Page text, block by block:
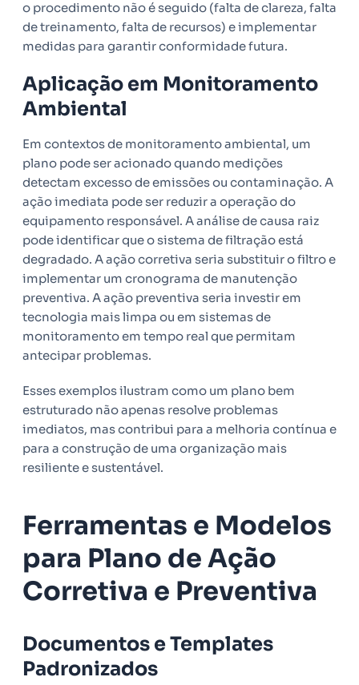
o procedimento não é seguido (falta de clareza, falta
de treinamento, falta de recursos) e implementar
medidas para garantir conformidade futura.
Aplicação em Monitoramento
Ambiental
Em contextos de monitoramento ambiental, um
plano pode ser acionado quando medições
detectam excesso de emissões ou contaminação. A
ação imediata pode ser reduzir a operação do
equipamento responsável. A análise de causa raiz
pode identificar que o sistema de filtração está
degradado. A ação corretiva seria substituir o filtro e
implementar um cronograma de manutenção
preventiva. A ação preventiva seria investir em
tecnologia mais limpa ou em sistemas de
monitoramento em tempo real que permitam
antecipar problemas.
Esses exemplos ilustram como um plano bem
estruturado não apenas resolve problemas
imediatos, mas contribui para a melhoria contínua e
para a construção de uma organização mais
resiliente e sustentável.
Ferramentas e Modelos
para Plano de Ação
Corretiva e Preventiva
Documentos e Templates
Padronizados